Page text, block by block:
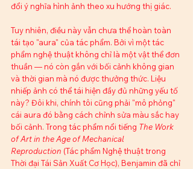
đổi ý nghĩa hình ảnh theo xu hướng thị giác.
Tuy nhiên, điều này vẫn chưa thể hoàn toàn
tái tạo "aura" của tác phẩm. Bởi vì một tác
phẩm nghệ thuật không chỉ là một vật thể đơn
thuần — nó còn gắn với bối cảnh không gian
và thời gian mà nó được thưởng thức. Liệu
nhiếp ảnh có thể tái hiện đầy đủ những yếu tố
này? Đôi khi, chính tôi cũng phải "mô phỏng"
cái aura đó bằng cách chỉnh sửa màu sắc hay
bối cảnh. Trong tác phẩm nổi tiếng The Work
of Art in the Age of Mechanical
Reproduction (Tác phẩm Nghệ thuật trong
Thời đại Tái Sản Xuất Cơ Học), Benjamin đã chỉ